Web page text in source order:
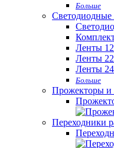
Больше
Светодиодные
Ленты
Ленты
Ленты
Больше
Прожекторы и
Переходники